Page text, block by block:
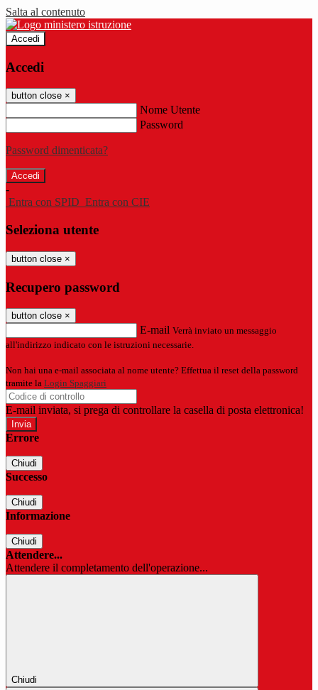
Salta al contenuto
Accedi
Accedi
button close ×
Nome Utente
Password
Password dimenticata?
-
Entra con SPID Entra con CIE
Seleziona utente
button close ×
Recupero password
button close ×
E-mail Verrà inviato un messaggio
all'indirizzo indicato con le istruzioni necessarie.
Non hai una e-mail associata al nome utente? Effettua il reset della password
tramite la Login Spaggiari
E-mail inviata, si prega di controllare la casella di posta elettronica!
Errore
Chiudi
Successo
Chiudi
Informazione
Chiudi
Attendere...
Attendere il completamento dell'operazione...
Chiudi